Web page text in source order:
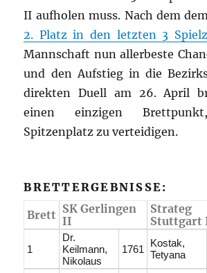
II aufholen muss. Nach dem
2. Platz in den letzten 3
Mannschaft nun allerbeste
und den Aufstieg in die
direkten Duell am 26. April
einen einzigen
Spitzenplatz zu verteidigen.
BRETTERGEBNISSE:
Brett SK Gerlingen
II
Strateg
Stuttgart
1
Dr.
Keilmann,
Nikolaus
1761
Kostak,
Tetyana